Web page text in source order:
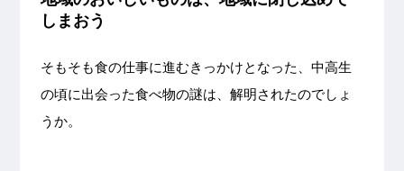
しまおう
そもそも食の仕事に進むきっかけとなった、中高生
の頃に出会った食べ物の謎は、解明されたのでしょ
うか。